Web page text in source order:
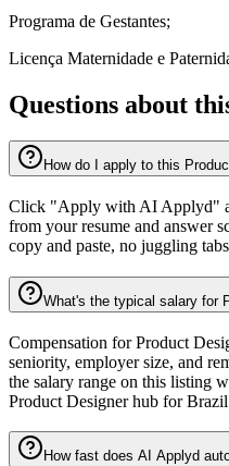
Programa de Gestantes;
Licença Maternidade e
Questions about
How do I apply to this
Click "Apply with AI Applyd"
from your resume and answer
copy and paste, no juggling
What's the typical salary for
Compensation for Product
seniority, employer size, and
the salary range on this listing
Product Designer hub for
How fast does AI Applyd